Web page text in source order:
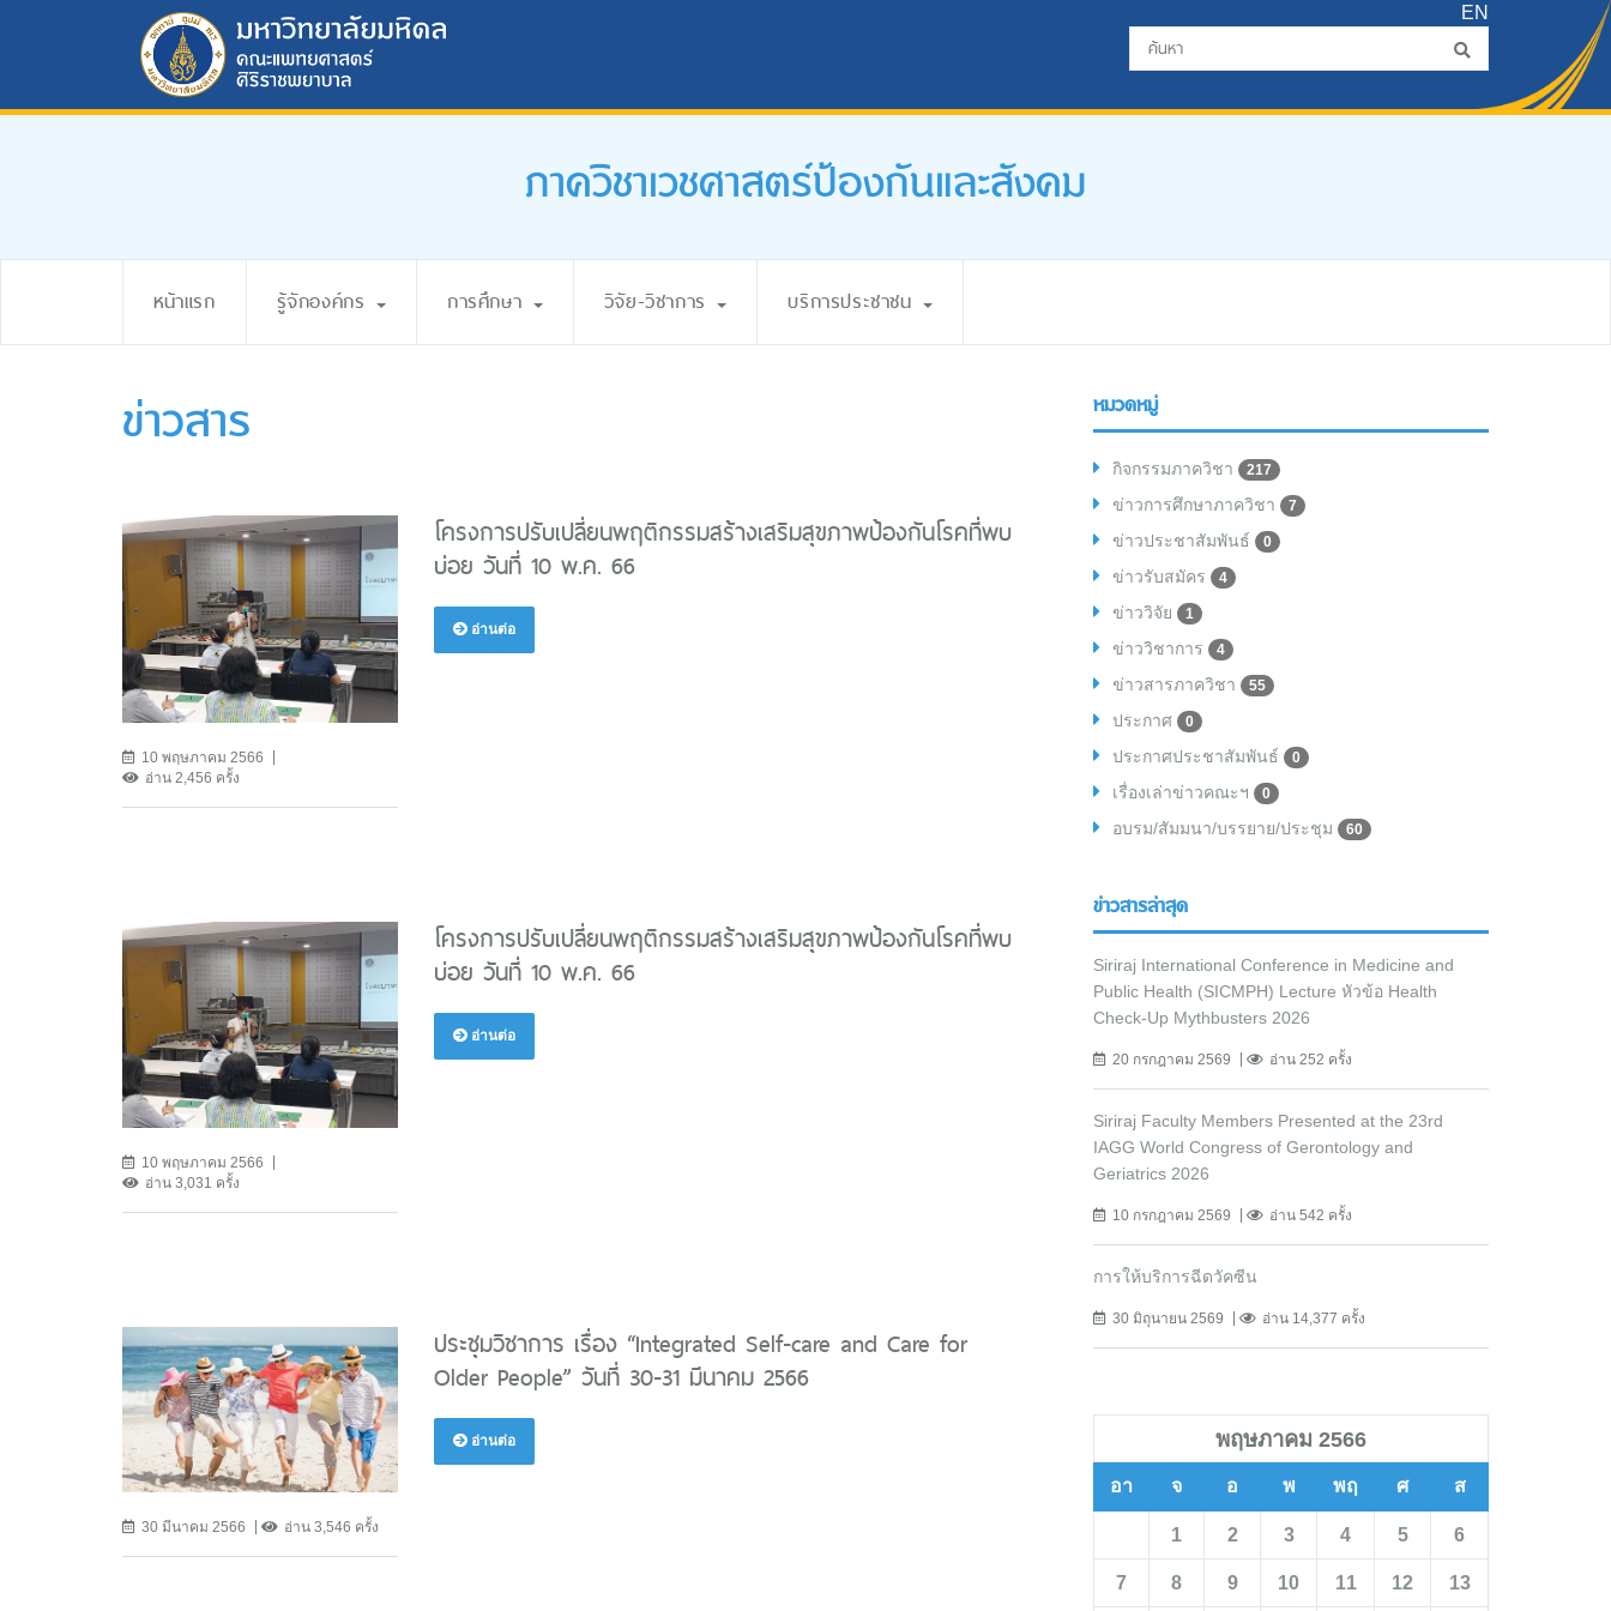
EN
ภาควิชาเวชศาสตร์ป้องกันและสังคม
หน้าแรก รู้จักองค์กร การศึกษา วิจัย-วิชาการ บริการประชาชน
ข่าวสาร
10 พฤษภาคม 2566
อ่าน 2,456 ครั้ง
โครงการปรับเปลี่ยนพฤติกรรมสร้างเสริมสุขภาพป้องกันโรคที่พบ
บ่อย วันที่ 10 พ.ค. 66
อ่านต่อ
10 พฤษภาคม 2566
อ่าน 3,031 ครั้ง
โครงการปรับเปลี่ยนพฤติกรรมสร้างเสริมสุขภาพป้องกันโรคที่พบ
บ่อย วันที่ 10 พ.ค. 66
อ่านต่อ
30 มีนาคม 2566 อ่าน 3,546 ครั้ง
ประชุมวิชาการ เรื่อง “Integrated Self-care and Care for
Older People” วันที่ 30-31 มีนาคม 2566
อ่านต่อ
หมวดหมู่
กิจกรรมภาควิชา 217
ข่าวการศึกษาภาควิชา 7
ข่าวประชาสัมพันธ์ 0
ข่าวรับสมัคร 4
ข่าววิจัย 1
ข่าววิชาการ 4
ข่าวสารภาควิชา 55
ประกาศ 0
ประกาศประชาสัมพันธ์ 0
เรื่องเล่าข่าวคณะฯ 0
อบรม/สัมมนา/บรรยาย/ประชุม 60
ข่าวสารล่าสุด
Siriraj International Conference in Medicine and
Public Health (SICMPH) Lecture หัวข้อ Health
Check-Up Mythbusters 2026
20 กรกฎาคม 2569 อ่าน 252 ครั้ง
Siriraj Faculty Members Presented at the 23rd
IAGG World Congress of Gerontology and
Geriatrics 2026
10 กรกฎาคม 2569 อ่าน 542 ครั้ง
การให้บริการฉีดวัคซีน
30 มิถุนายน 2569 อ่าน 14,377 ครั้ง
พฤษภาคม 2566
อา จ อ พ พฤ ศ ส
1 2 3 4 5 6
7 8 9 10 11 12 13